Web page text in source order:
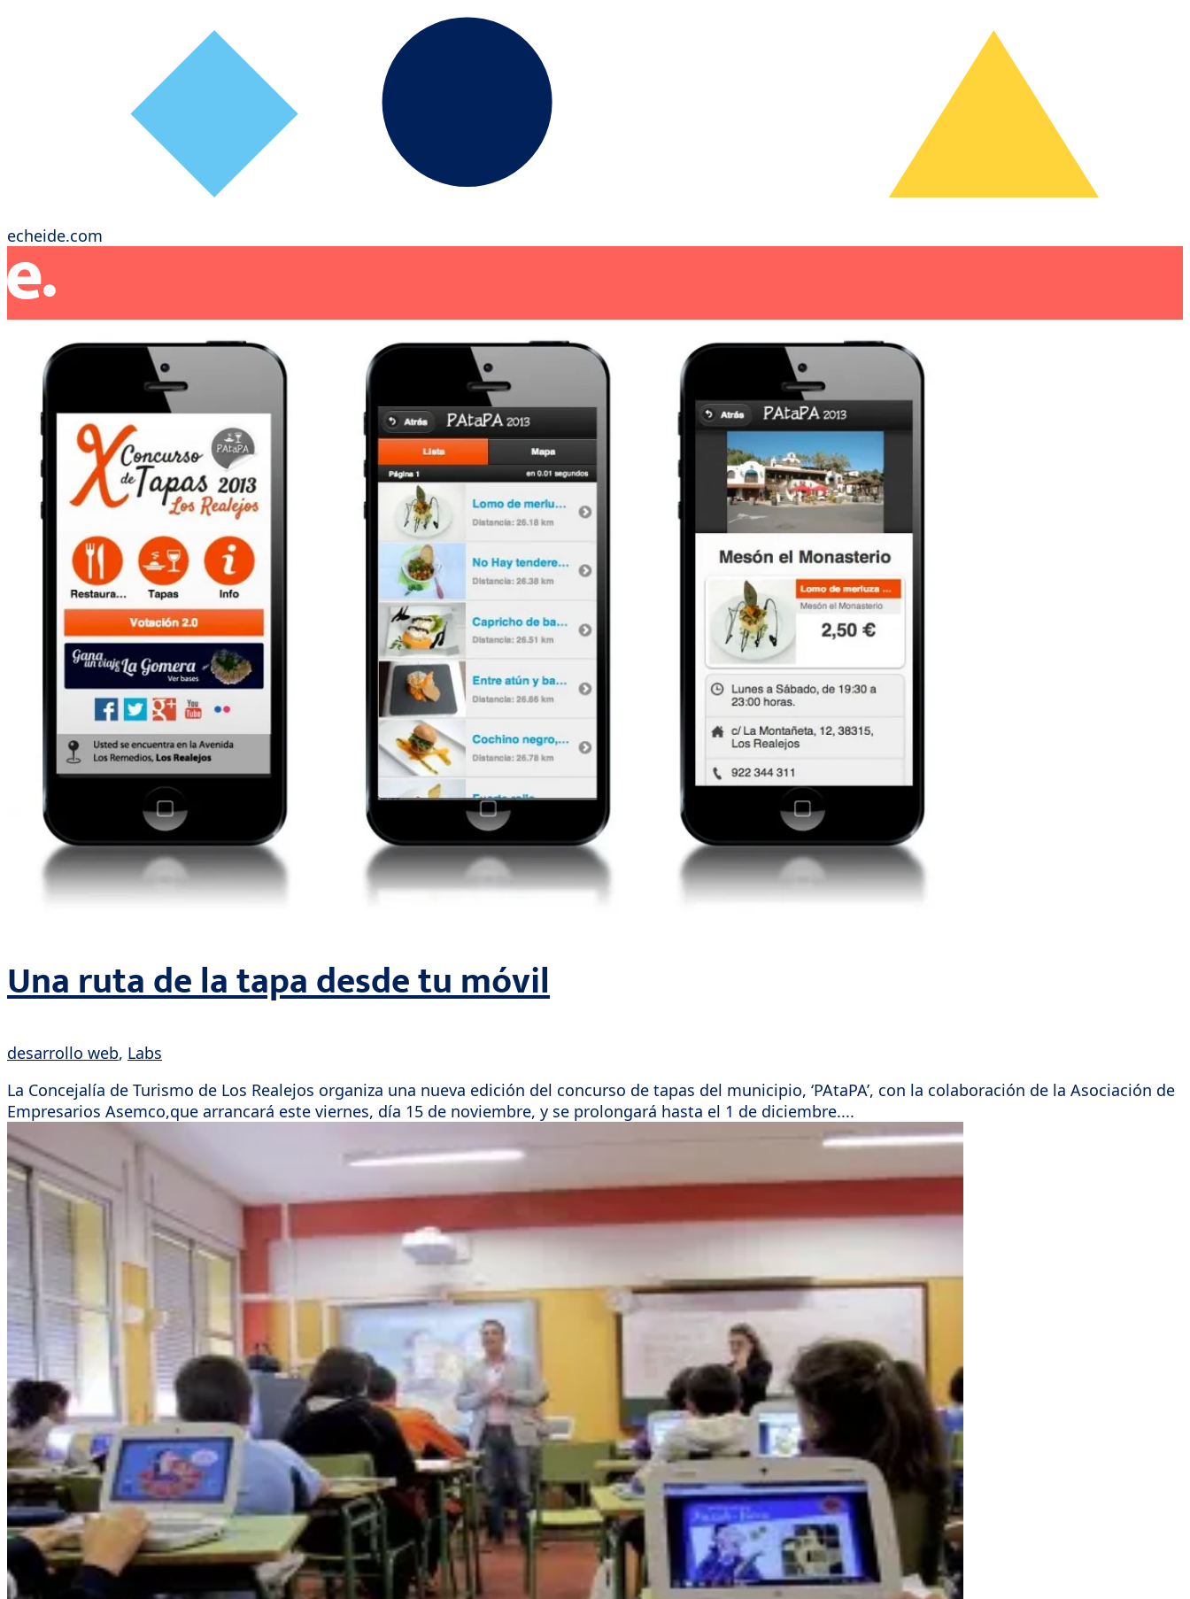
echeide.com
Una ruta de la tapa desde tu móvil
desarrollo web, Labs
La Concejalía de Turismo de Los Realejos organiza una nueva edición del concurso de tapas del municipio, ‘PAtaPA’, con la colaboración de la Asociación de
Empresarios Asemco,que arrancará este viernes, día 15 de noviembre, y se prolongará hasta el 1 de diciembre....